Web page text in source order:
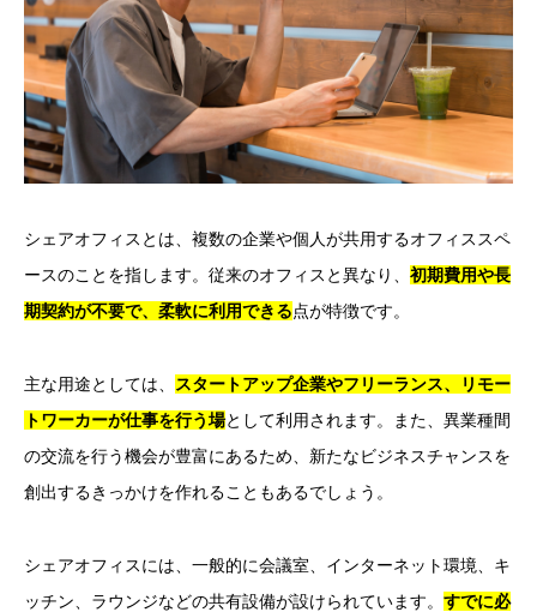
シェアオフィスとは、複数の企業や個人が共用するオフィススペ
ースのことを指します。従来のオフィスと異なり、 初期費用や長
期契約が不要で、柔軟に利用できる点が特徴です。
主な用途としては、
スタートアップ企業やフリーランス、リモー
トワーカーが仕事を行う場として利用されます。また、異業種間
の交流を行う機会が豊富にあるため、新たなビジネスチャンスを
創出するきっかけを作れることもあるでしょう。
シェアオフィスには、一般的に会議室、インターネット環境、キ
ッチン、ラウンジなどの共有設備が設けられています。 すでに必